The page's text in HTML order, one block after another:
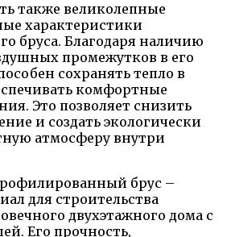
также великолепные
характеристики
бруса. Благодаря наличию
промежутков в его
сохранять тепло в
комфортные
Это позволяет снизить
и создать экологически
атмосферу внутри
брус –
для строительства
двухэтажного дома с
Его прочность,